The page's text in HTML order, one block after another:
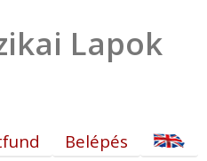
Lapok
Belépés